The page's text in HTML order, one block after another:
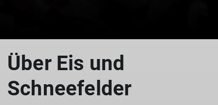
Über Eis und
Schneefelder